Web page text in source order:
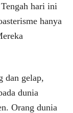
hari ini
hanya
dan gelap,
dunia
Orang dunia